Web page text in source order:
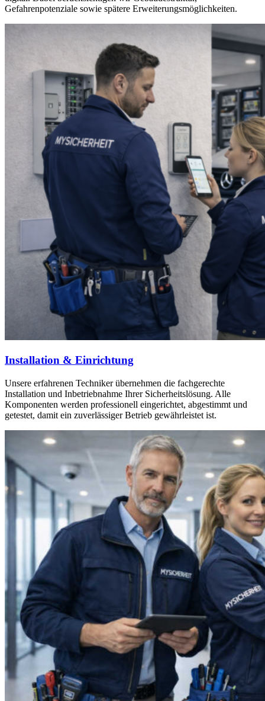
Gefahrenpotenziale sowie spätere Erweiterungsmöglichkeiten.
Installation & Einrichtung
Unsere erfahrenen Techniker übernehmen die fachgerechte
Installation und Inbetriebnahme Ihrer Sicherheitslösung. Alle
Komponenten werden professionell eingerichtet, abgestimmt und
getestet, damit ein zuverlässiger Betrieb gewährleistet ist.